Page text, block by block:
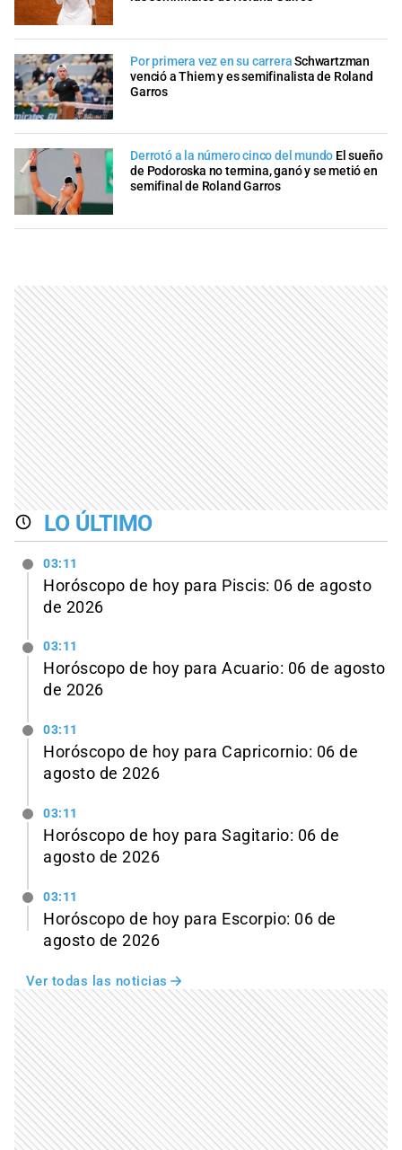
Por primera vez en su carreraSchwartzman
venció a Thiem y es semifinalista de Roland
Garros
Derrotó a la número cinco del mundo El sueño
de Podoroska no termina, ganó y se metió en
semifinal de Roland Garros
LO ÚLTIMO
03:11
Horóscopo de hoy para Piscis: 06 de agosto
de 2026
03:11
Horóscopo de hoy para Acuario: 06 de agosto
de 2026
03:11
Horóscopo de hoy para Capricornio: 06 de
agosto de 2026
03:11
Horóscopo de hoy para Sagitario: 06 de
agosto de 2026
03:11
Horóscopo de hoy para Escorpio: 06 de
agosto de 2026
Ver todas las noticias